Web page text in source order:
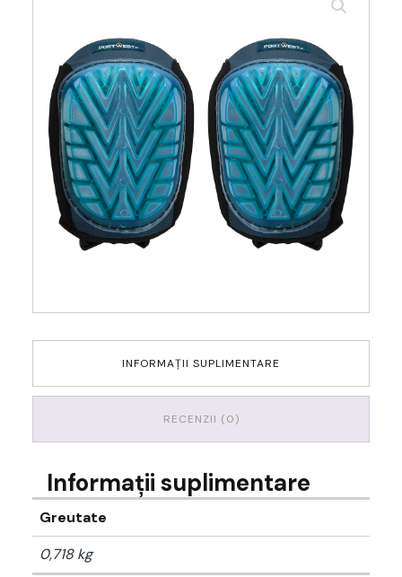
INFORMAȚII SUPLIMENTARE
RECENZII (0)
Informații suplimentare
Greutate
0,718 kg